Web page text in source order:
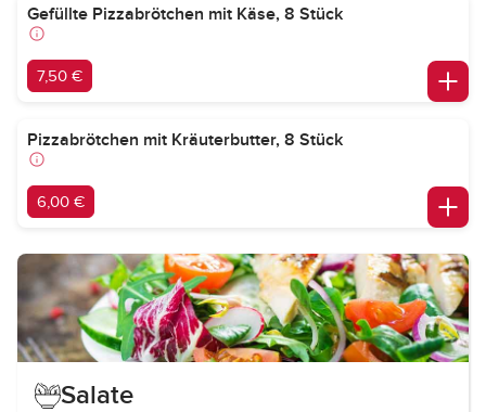
Gefüllte Pizzabrötchen mit Käse, 8 Stück
7,50 €
Pizzabrötchen mit Kräuterbutter, 8 Stück
6,00 €
Salate